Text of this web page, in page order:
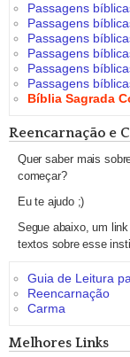
Passagens
Passagens
Passagens
Passagens
Passagens
Passagens
Bíblia Sagrada
Reencarnação e
Quer saber mais
começar?
Eu te ajudo ;)
Segue abaixo, um
textos sobre esse
Guia de Leitura
Reencarnação
Carma
Melhores Links